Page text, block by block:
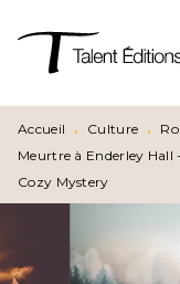
MENU
PIED DE PAGE
Accueil • Culture •
Meurtre à Enderley Hall
Cozy Mystery